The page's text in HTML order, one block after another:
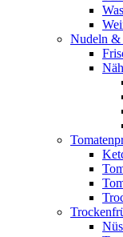
Nudeln &